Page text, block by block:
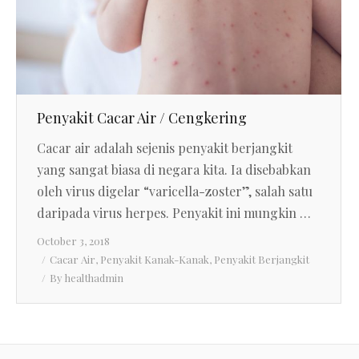
Penyakit Cacar Air / Cengkering
Cacar air adalah sejenis penyakit berjangkit
yang sangat biasa di negara kita. Ia disebabkan
oleh virus digelar “varicella-zoster”, salah satu
daripada virus herpes. Penyakit ini mungkin …
October 3, 2018
Cacar Air, Penyakit Kanak-Kanak, Penyakit Berjangkit
By healthadmin